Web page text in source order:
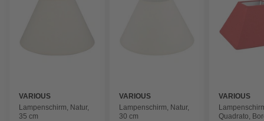
VARIOUS
Lampenschirm, Natur,
35 cm
VARIOUS
Lampenschirm, Natur,
30 cm
VARIOUS
Quadrato,